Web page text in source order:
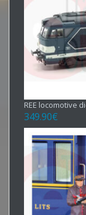
REE locomotive
349.90€